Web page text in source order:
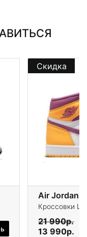
Скидка
Air Jordan 1
Кроссовки
21 990р.
13 990р.